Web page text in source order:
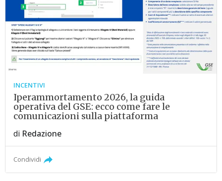
INCENTIVI
Iperammortamento 2026, la guida
operativa del GSE: ecco come fare le
comunicazioni sulla piattaforma
di Redazione
Condividi